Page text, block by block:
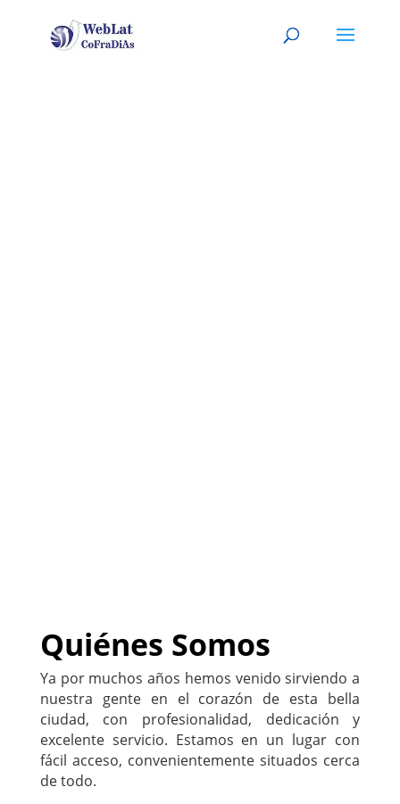
Quiénes Somos
Ya por muchos años hemos venido sirviendo a
nuestra gente en el corazón de esta bella
ciudad, con profesionalidad, dedicación y
excelente servicio. Estamos en un lugar con
fácil acceso, convenientemente situados cerca
de todo.